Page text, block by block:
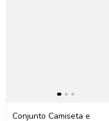
Conjunto Camiseta e